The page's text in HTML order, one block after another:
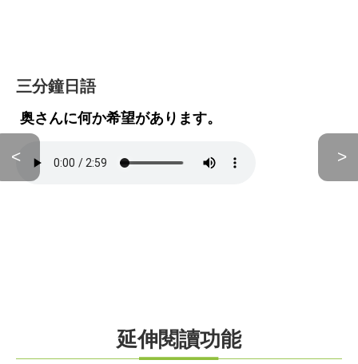
三分鐘日語
奥さんに何か希望があります。
< >
延伸閱讀功能